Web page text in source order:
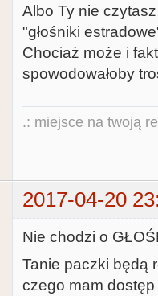
Albo Ty nie
"głośniki
Chociaż może i
spowodowałoby
.: miejsce na twoją
2017-04-20
Nie chodzi o
Tanie paczki będą
czego mam